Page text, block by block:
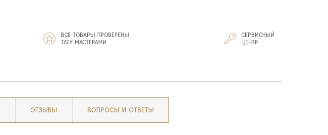
ВСЕ ТОВАРЫ ПРОВЕРЕНЫ
ТАТУ МАСТЕРАМИ
СЕРВИСНЫЙ
ЦЕНТР
ОТЗЫВЫ ВОПРОСЫ И ОТВЕТЫ